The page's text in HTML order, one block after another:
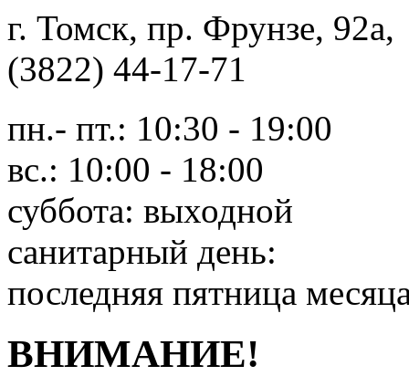
г. Томск, пр. Фрунзе,
(3822) 44-17-71
пн.- пт.: 10:30 - 19:00
вс.: 10:00 - 18:00
суббота: выходной
санитарный день:
последняя пятница
ВНИМАНИЕ!